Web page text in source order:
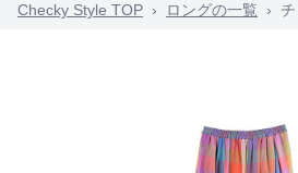
Checky Style TOP › ロングの一覧 ›